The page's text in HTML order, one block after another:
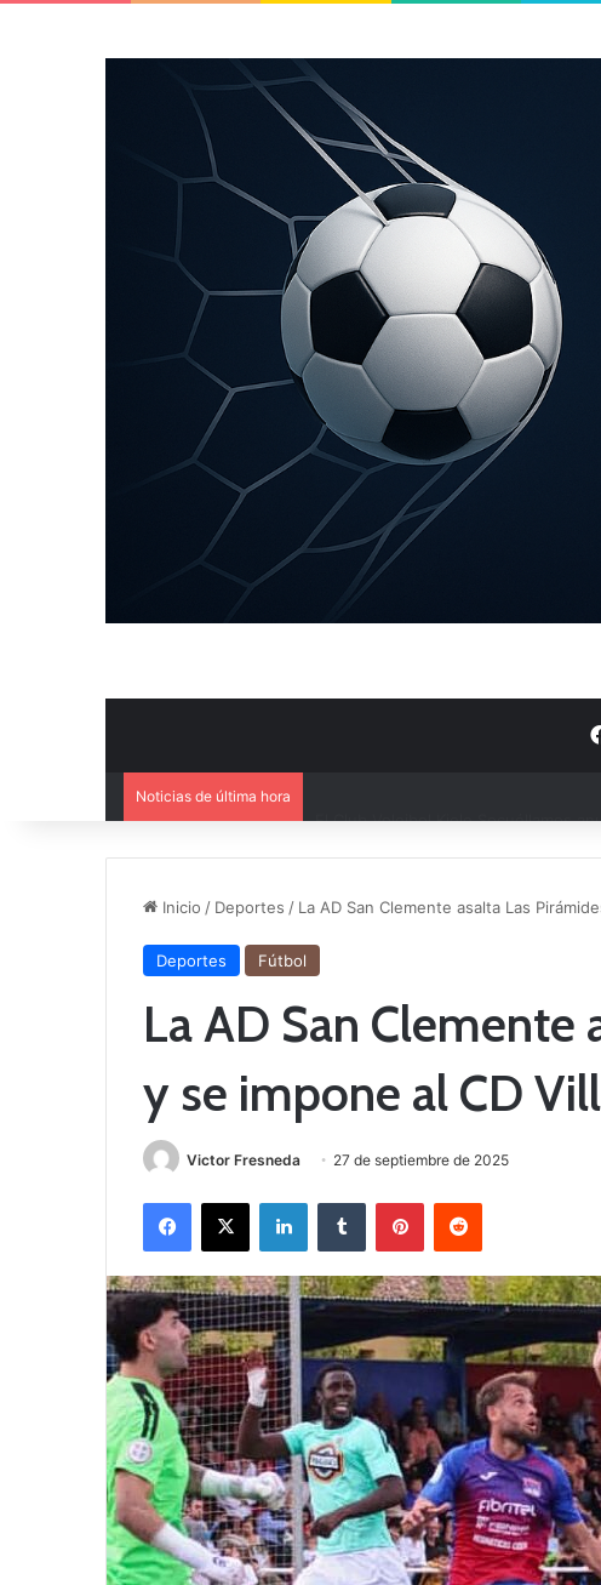
Noticias de última hora
Inicio / Deportes / La AD San Clemente asalta Las
Deportes Fútbol
La AD San Clemente
y se impone al CD
Victor Fresneda 27 de septiembre de 2025